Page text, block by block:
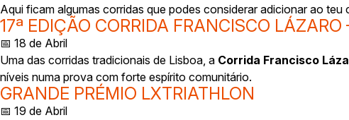
Aqui ficam algumas corridas que podes considerar adicionar ao teu
17ª EDIÇÃO CORRIDA FRANCISCO LÁZARO
📅 18 de Abril
Uma das corridas tradicionais de Lisboa, a Corrida Francisco
níveis numa prova com forte espírito comunitário.
GRANDE PRÉMIO LXTRIATHLON
📅 19 de Abril